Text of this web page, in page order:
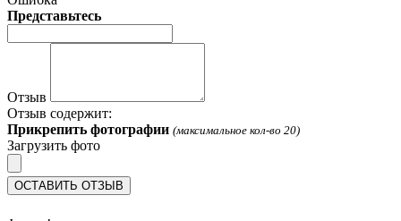
Представьтесь
Отзыв
Отзыв содержит:
Прикрепить фотографии (максимальное кол-во 20)
Загрузить фото
ОСТАВИТЬ ОТЗЫВ